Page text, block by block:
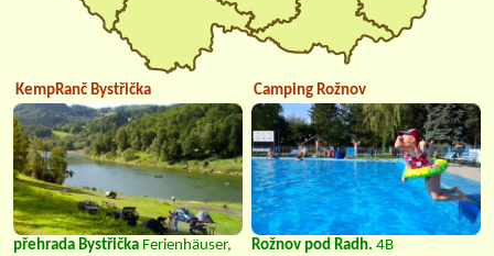
KempRanč Bystřička
přehrada Bystřička Ferienhäuser,
Camping Rožnov
Rožnov pod Radh. 4B